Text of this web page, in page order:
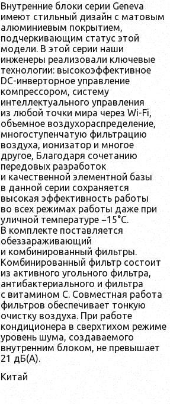
Внутренние блоки серии Geneva
имеют стильный дизайн с матовым
алюминиевым покрытием,
подчеркивающим статус этой
модели. В этой серии наши
инженеры реализовали ключевые
технологии: высокоэффективное
DC-инверторное управление
компрессором, систему
интеллектуального управления
из любой точки мира через Wi-Fi,
объемное воздухораспределение,
многоступенчатую фильтрацию
воздуха, ионизатор и многое
другое, Благодаря сочетанию
передовых разработок
и качественной элементной базы
в данной серии сохраняется
высокая эффективность работы
во всех режимах работы даже при
уличной температуре −15°С.
В комплекте поставляется
обеззараживающий
и комбинированный фильтры.
Комбинированный фильтр состоит
из активного угольного фильтра,
антибактериального и фильтра
с витамином С. Совместная работа
фильтров обеспечивает тонкую
очистку воздуха. При работе
кондиционера в сверхтихом режиме
уровень шума, создаваемого
внутренним блоком, не превышает
21 дБ(А).
Китай